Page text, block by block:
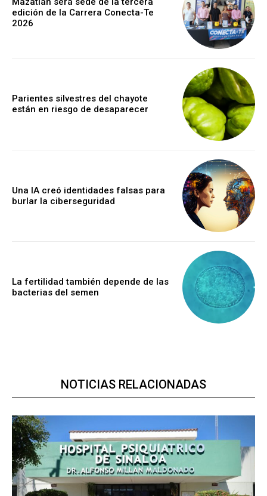
edición de la Carrera Conecta-Te
2026
Parientes silvestres del chayote
están en riesgo de desaparecer
Una IA creó identidades falsas para
burlar la ciberseguridad
La fertilidad también depende de las
bacterias del semen
NOTICIAS RELACIONADAS